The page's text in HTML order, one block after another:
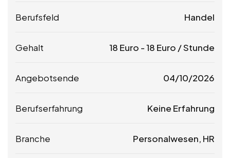
Berufsfeld Handel
Gehalt 18 Euro -18 Euro / Stunde
Angebotsende 04/10/2026
Berufserfahrung Keine Erfahrung
Branche Personalwesen, HR